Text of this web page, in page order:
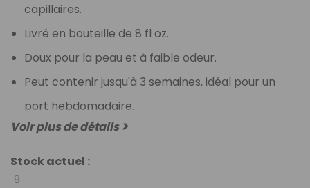
capillaires.
Livré en bouteille de 8 fl oz.
Doux pour la peau et à faible odeur.
Peut contenir jusqu'à 3 semaines, idéal pour un
port hebdomadaire.
Voir plus de détails
Stock actuel :
9